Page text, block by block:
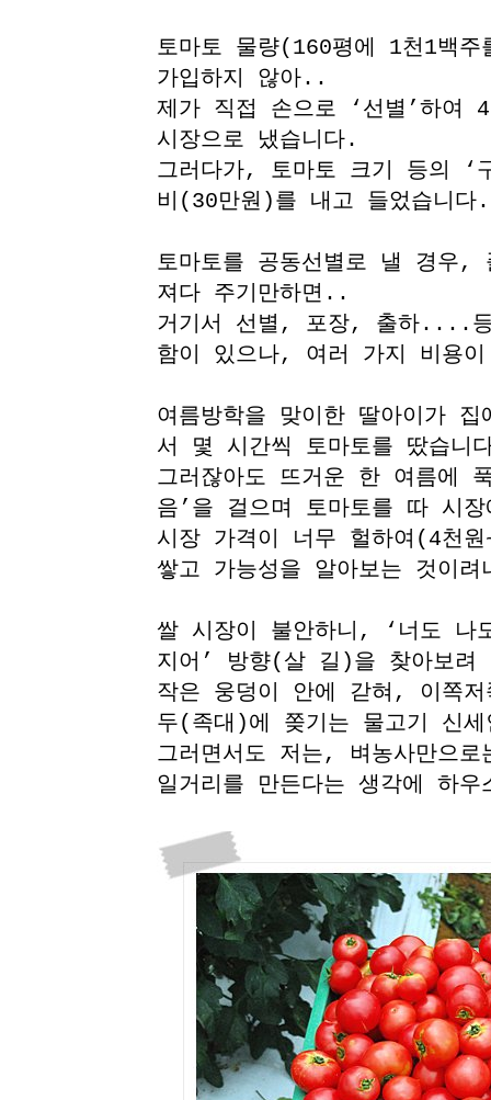
토마토 물량(160평에 1천1백
가입하지 않아..
제가 직접 손으로 ‘선별’하여
시장으로 냈습니다.
그러다가, 토마토 크기 등의 ‘
비(30만원)를 내고 들었습니다.
토마토를 공동선별로 낼 경우,
져다 주기만하면..
거기서 선별, 포장, 출하....등
함이 있으나, 여러 가지 비용
여름방학을 맞이한 딸아이가
서 몇 시간씩 토마토를 땄습니
그러잖아도 뜨거운 한 여름에
음’을 걸으며 토마토를 따 시
시장 가격이 너무 헐하여(4천
쌓고 가능성을 알아보는 것이
쌀 시장이 불안하니, ‘너도 나
지어’ 방향(살 길)을 찾아보려
작은 웅덩이 안에 갇혀, 이쪽
두(족대)에 쫒기는 물고기 신
그러면서도 저는, 벼농사만으
일거리를 만든다는 생각에 하